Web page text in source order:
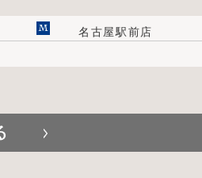
名古屋駅前店